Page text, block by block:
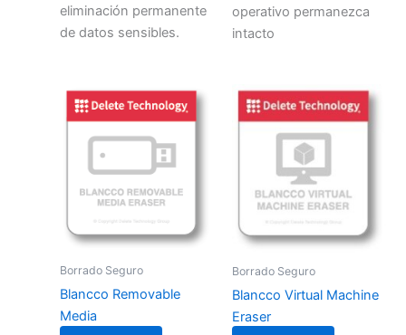
eliminación permanente
de datos sensibles.
operativo permanezca
intacto
Borrado Seguro
Blancco Removable
Media
Borrado Seguro
Blancco Virtual Machine
Eraser